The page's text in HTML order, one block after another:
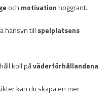
och motivationnoggrant.
hänsyn till spelplatsens
koll påväderförhållandena.
kan du skapa en mer